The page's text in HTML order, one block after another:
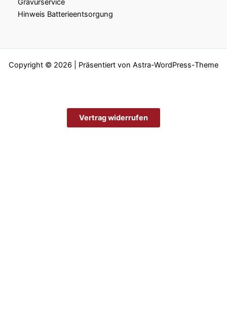
Hinweis Batterieentsorgung
Copyright © 2026 | Präsentiert von Astra-WordPress-Theme
Vertrag widerrufen